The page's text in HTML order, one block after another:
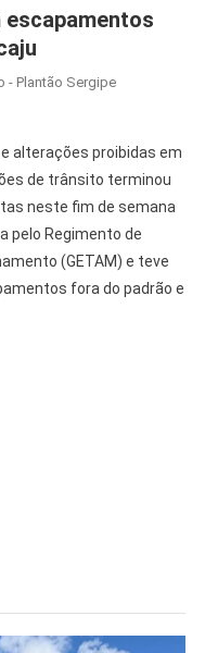
- Plantão Sergipe
alterações proibidas em
de trânsito terminou
neste fim de semana
pelo Regimento de
(GETAM) e teve
fora do padrão e